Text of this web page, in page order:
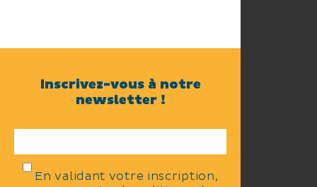
Inscrivez-vous à notre
newsletter !
En validant votre inscription,